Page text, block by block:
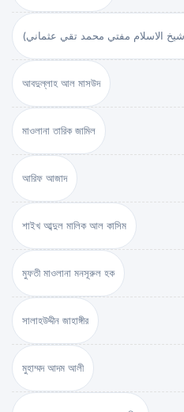
আবদুল্লাহ আল মাসউদ
মাওলানা তারিক জামিল
আরিফ আজাদ
শাইখ আব্দুল মালিক আল কাসিম
মুফতী মাওলানা মনসূরুল হক
সালাহউদ্দীন জাহাঙ্গীর
মুহাম্মদ আদম আলী